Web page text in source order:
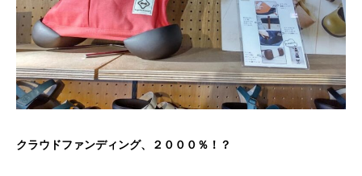
クラウドファンディング、２０００％！？